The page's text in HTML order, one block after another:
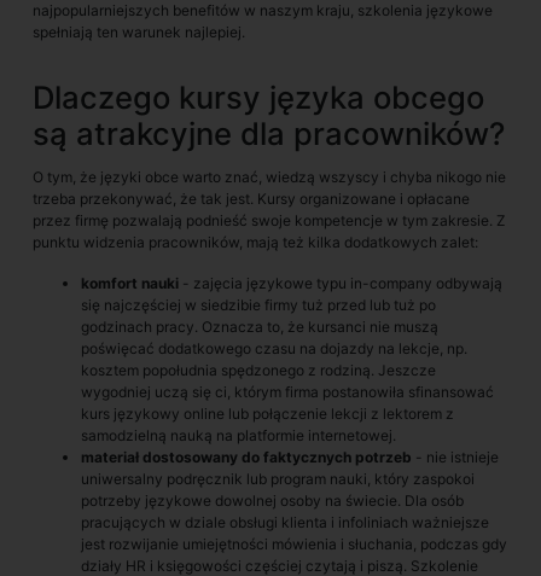
najpopularniejszych benefitów w naszym kraju, szkolenia językowe
spełniają ten warunek najlepiej.
Dlaczego kursy języka obcego
są atrakcyjne dla pracowników?
O tym, że języki obce warto znać, wiedzą wszyscy i chyba nikogo nie
trzeba przekonywać, że tak jest. Kursy organizowane i opłacane
przez firmę pozwalają podnieść swoje kompetencje w tym zakresie. Z
punktu widzenia pracowników, mają też kilka dodatkowych zalet:
komfort nauki - zajęcia językowe typu in-company odbywają
się najczęściej w siedzibie firmy tuż przed lub tuż po
godzinach pracy. Oznacza to, że kursanci nie muszą
poświęcać dodatkowego czasu na dojazdy na lekcje, np.
kosztem popołudnia spędzonego z rodziną. Jeszcze
wygodniej uczą się ci, którym firma postanowiła sfinansować
kurs językowy online lub połączenie lekcji z lektorem z
samodzielną nauką na platformie internetowej.
materiał dostosowany do faktycznych potrzeb - nie istnieje
uniwersalny podręcznik lub program nauki, który zaspokoi
potrzeby językowe dowolnej osoby na świecie. Dla osób
pracujących w dziale obsługi klienta i infoliniach ważniejsze
jest rozwijanie umiejętności mówienia i słuchania, podczas gdy
działy HR i księgowości częściej czytają i piszą. Szkolenie